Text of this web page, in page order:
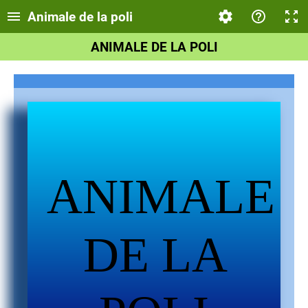
Animale de la poli
ANIMALE DE LA POLI
ANIMALE
DE LA